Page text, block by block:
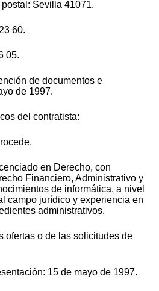
Sevilla 41071.
60.
05.
de documentos e
de 1997.
del contratista:
en Derecho, con
Financiero, Administrativo y
de informática, a nivel
campo jurídico y experiencia en
administrativos.
ofertas o de las solicitudes de
15 de mayo de 1997.